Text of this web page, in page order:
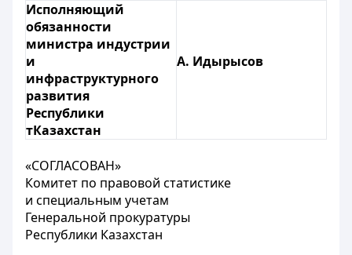
Исполняющий
обязанности
министра индустрии
и
инфраструктурного
развития
Республики
тКазахстан
А. Идырысов
«СОГЛАСОВАН»
Комитет по правовой статистике
и специальным учетам
Генеральной прокуратуры
Республики Казахстан